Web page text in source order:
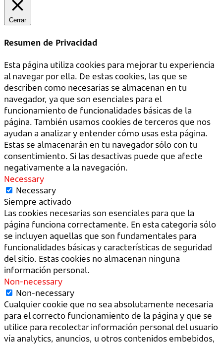
Cerrar
Resumen de Privacidad
Esta página utiliza cookies para mejorar tu experiencia
al navegar por ella. De estas cookies, las que se
describen como necesarias se almacenan en tu
navegador, ya que son esenciales para el
funcionamiento de funcionalidades básicas de la
página. También usamos cookies de terceros que nos
ayudan a analizar y entender cómo usas esta página.
Estas se almacenarán en tu navegador sólo con tu
consentimiento. Si las desactivas puede que afecte
negativamente a la navegación.
Necessary
Necessary
Siempre activado
Las cookies necesarias son esenciales para que la
página funciona correctamente. En esta categoría sólo
se incluyen aquellas que son fundamentales para
funcionalidades básicas y características de seguridad
del sitio. Estas cookies no almacenan ninguna
información personal.
Non-necessary
Non-necessary
Cualquier cookie que no sea absolutamente necesaria
para el correcto funcionamiento de la página y que se
utilice para recolectar información personal del usuario
vía analytics, anuncios, u otros contenidos embebidos,